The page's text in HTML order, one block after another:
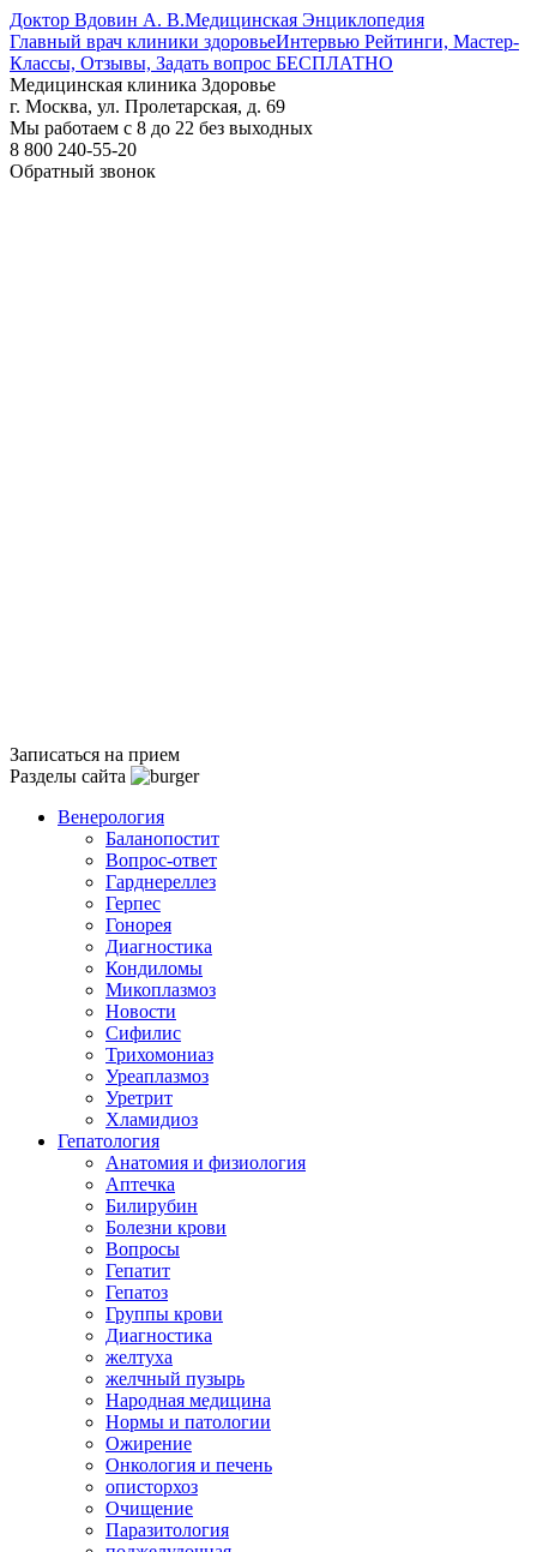
Доктор Вдовин А. В.Медицинская Энциклопедия
Главный врач клиники здоровьеИнтервью Рейтинги, Мастер-
Классы, Отзывы, Задать вопрос БЕСПЛАТНО
Медицинская клиника Здоровье
г. Москва, ул. Пролетарская, д. 69
Мы работаем с 8 до 22 без выходных
8 800 240-55-20
Обратный звонок
Записаться на прием
Разделы сайта
Венерология
Баланопостит
Вопрос-ответ
Гарднереллез
Герпес
Гонорея
Диагностика
Кондиломы
Микоплазмоз
Новости
Сифилис
Трихомониаз
Уреаплазмоз
Уретрит
Хламидиоз
Гепатология
Анатомия и физиология
Аптечка
Билирубин
Болезни крови
Вопросы
Гепатит
Гепатоз
Группы крови
Диагностика
желтуха
желчный пузырь
Народная медицина
Нормы и патологии
Ожирение
Онкология и печень
описторхоз
Очищение
Паразитология